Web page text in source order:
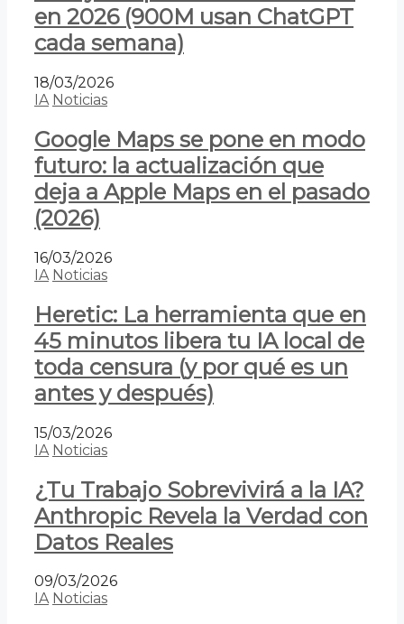
en 2026 (900M usan ChatGPT
cada semana)
18/03/2026
IA Noticias
Google Maps se pone en modo
futuro: la actualización que
deja a Apple Maps en el pasado
(2026)
16/03/2026
IA Noticias
Heretic: La herramienta que en
45 minutos libera tu IA local de
toda censura (y por qué es un
antes y después)
15/03/2026
IA Noticias
¿Tu Trabajo Sobrevivirá a la IA?
Anthropic Revela la Verdad con
Datos Reales
09/03/2026
IA Noticias